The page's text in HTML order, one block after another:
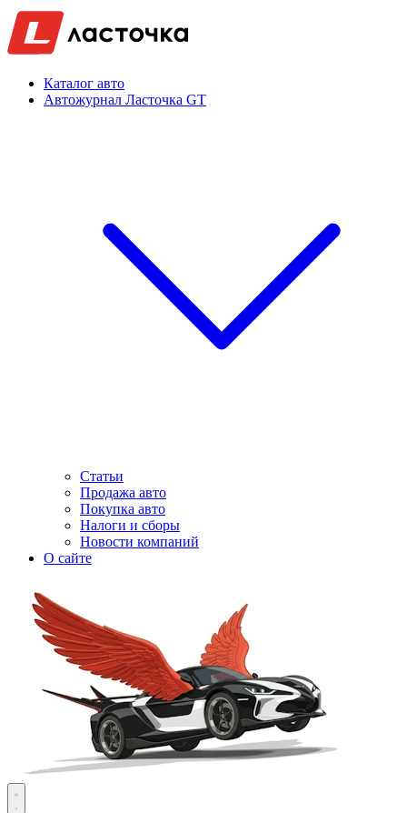
Каталог авто
Автожурнал Ласточка GT
Статьи
Продажа авто
Покупка авто
Налоги и сборы
Новости компаний
О сайте